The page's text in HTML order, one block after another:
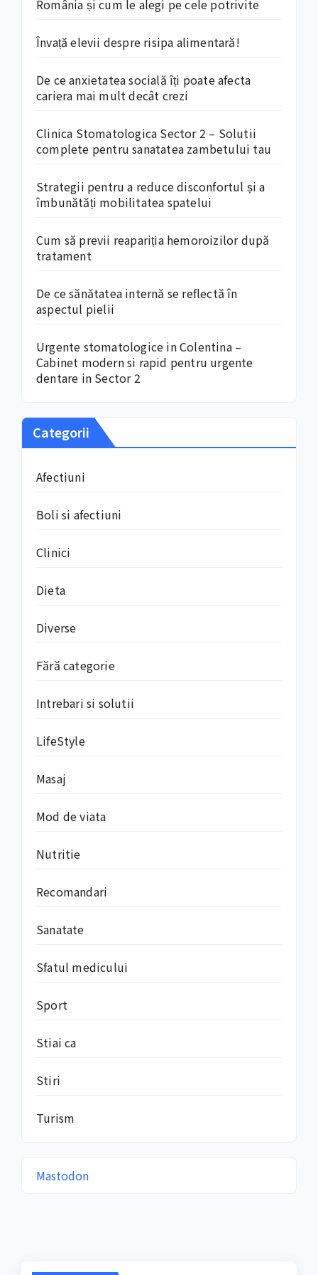
România și cum le alegi pe cele potrivite
Învață elevii despre risipa alimentară!
De ce anxietatea socială îți poate afecta
cariera mai mult decât crezi
Clinica Stomatologica Sector 2 – Solutii
complete pentru sanatatea zambetului tau
Strategii pentru a reduce disconfortul și a
îmbunătăți mobilitatea spatelui
Cum să previi reapariția hemoroizilor după
tratament
De ce sănătatea internă se reflectă în
aspectul pielii
Urgente stomatologice in Colentina –
Cabinet modern si rapid pentru urgente
dentare in Sector 2
Categorii
Afectiuni
Boli si afectiuni
Clinici
Dieta
Diverse
Fără categorie
Intrebari si solutii
LifeStyle
Masaj
Mod de viata
Nutritie
Recomandari
Sanatate
Sfatul medicului
Sport
Stiai ca
Stiri
Turism
Mastodon